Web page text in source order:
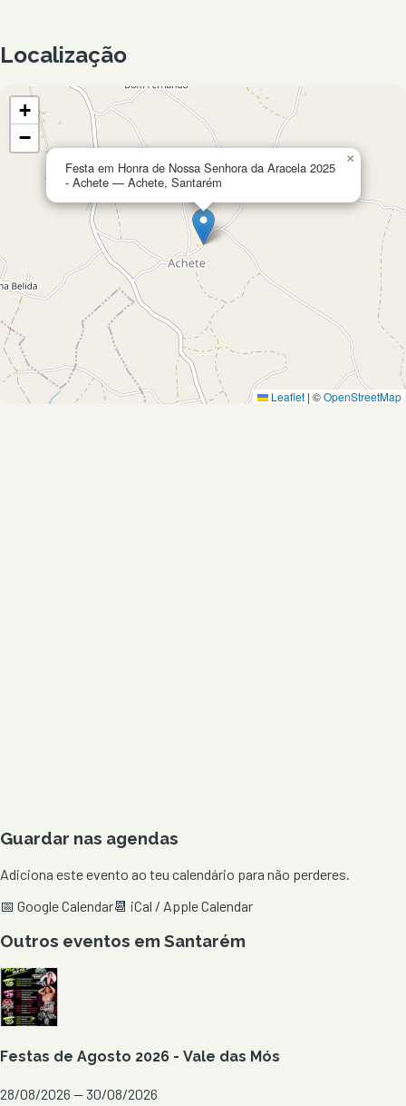
Localização
Festa em Honra de Nossa Senhora da Aracela 2025
- Achete — Achete, Santarém
×
+
−
Leaflet | ©OpenStreetMap
Guardar nas agendas
Adiciona este evento ao teu calendário para não perderes.
📅 Google Calendar📆 iCal / Apple Calendar
Outros eventos em Santarém
Festas de Agosto 2026 - Vale das Mós
28/08/2026 — 30/08/2026